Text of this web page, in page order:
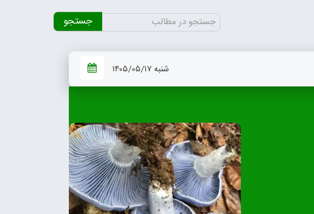
جستجو
برای:
شنبه ۱۴۰۵/۰۵/۱۷